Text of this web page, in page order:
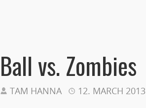
Ball vs. Zombies
TAM HANNA 12. MARCH 2013